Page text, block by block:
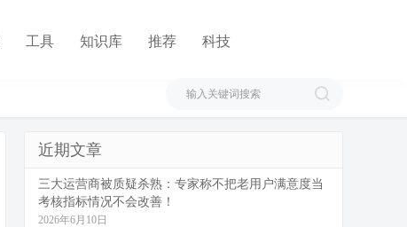
工具 知识库 推荐 科技
近期文章
三大运营商被质疑杀熟：专家称不把老用户满意度当
考核指标情况不会改善！
2026年6月10日